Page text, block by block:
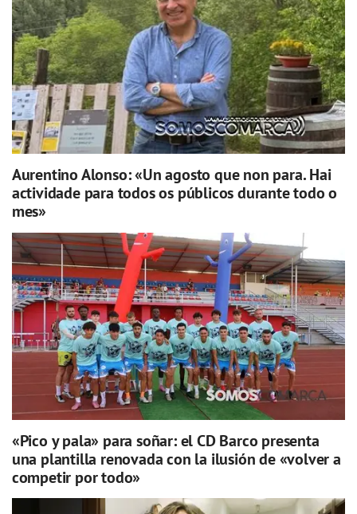
Aurentino Alonso: «Un agosto que non para. Hai
actividade para todos os públicos durante todo o
mes»
«Pico y pala» para soñar: el CD Barco presenta
una plantilla renovada con la ilusión de «volver a
competir por todo»